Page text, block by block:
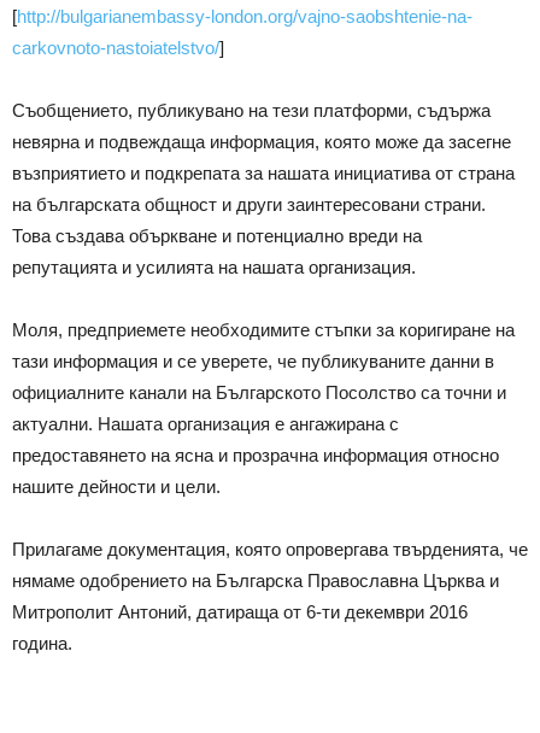
[http://bulgarianembassy-london.org/vajno-saobshtenie-na-
carkovnoto-nastoiatelstvo/]
Съобщението, публикувано на тези платформи, съдържа
невярна и подвеждаща информация, която може да засегне
възприятието и подкрепата за нашата инициатива от страна
на българската общност и други заинтересовани страни.
Това създава объркване и потенциално вреди на
репутацията и усилията на нашата организация.
Моля, предприемете необходимите стъпки за коригиране на
тази информация и се уверете, че публикуваните данни в
официалните канали на Българското Посолство са точни и
актуални. Нашата организация е ангажирана с
предоставянето на ясна и прозрачна информация относно
нашите дейности и цели.
Прилагаме документация, която опровергава твърденията, че
нямаме одобрението на Българска Православна Църква и
Митрополит Антоний, датираща от 6-ти декември 2016
година.